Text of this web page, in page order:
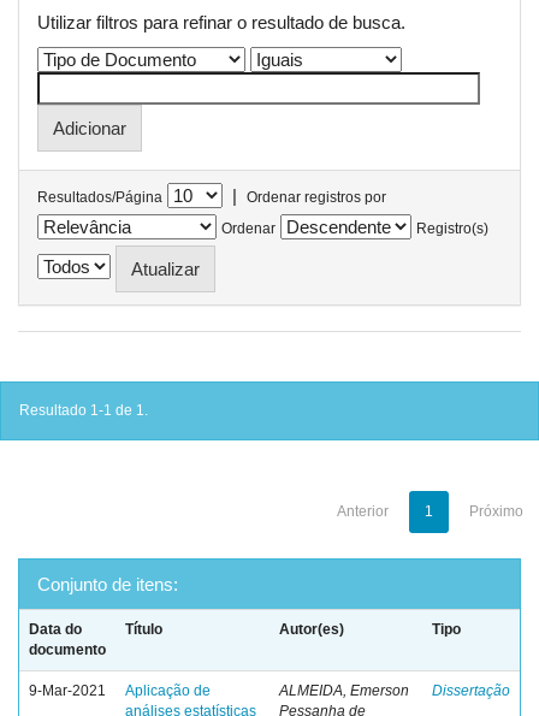
Utilizar filtros para refinar o resultado de busca.
Resultados/Página |
Ordenar registros por
Ordenar
Registro(s)
Resultado 1-1 de 1.
Anterior 1 Próximo
Conjunto de itens:
Data do
documento
Título Autor(es) Tipo
9-Mar-2021
Aplicação de
análises estatísticas
ALMEIDA, Emerson
Pessanha de
Dissertação